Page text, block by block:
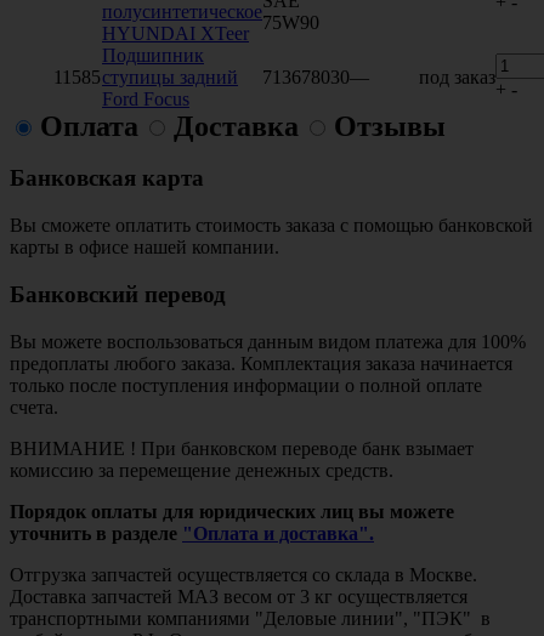
полусинтетическое
HYUNDAI XTeer
75W90
11585
Подшипник
ступицы задний
Ford Focus
713678030— под заказ
+ -
Оплата Доставка Отзывы
Банковская карта
Вы сможете оплатить стоимость заказа с помощью банковской
карты в офисе нашей компании.
Банковский перевод
Вы можете воспользоваться данным видом платежа для 100%
предоплаты любого заказа. Комплектация заказа начинается
только после поступления информации о полной оплате
счета.
ВНИМАНИЕ ! При банковском переводе банк взымает
комиссию за перемещение денежных средств.
Порядок оплаты для юридических лиц вы можете
уточнить в разделе "Оплата и доставка".
Отгрузка запчастей осуществляется со склада в Москве.
Доставка запчастей МАЗ весом от 3 кг осуществляется
транспортными компаниями "Деловые линии", "ПЭК" в